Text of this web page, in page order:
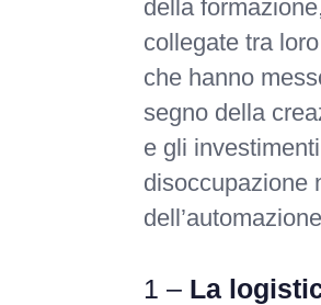
della
collegate tra
che hanno
segno della
e gli
disoccupazione
1 – La